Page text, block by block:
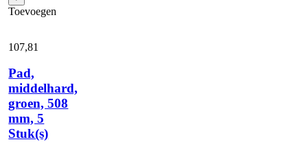
/
wit,
mm,
2
x
aantal
Toevoegen
107,81
Pad,
middelhard,
groen, 508
mm, 5
Stuk(s)